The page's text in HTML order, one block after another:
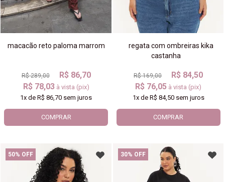
macacão reto paloma marrom
R$ 289,00
R$ 86,70
R$ 78,03 à vista (pix)
1x deR$ 86,70 sem juros
COMPRAR
regata com ombreiras kika
castanha
R$ 169,00
R$ 84,50
R$ 76,05 à vista (pix)
1xde R$ 84,50sem juros
COMPRAR
50% OFF 30% OFF